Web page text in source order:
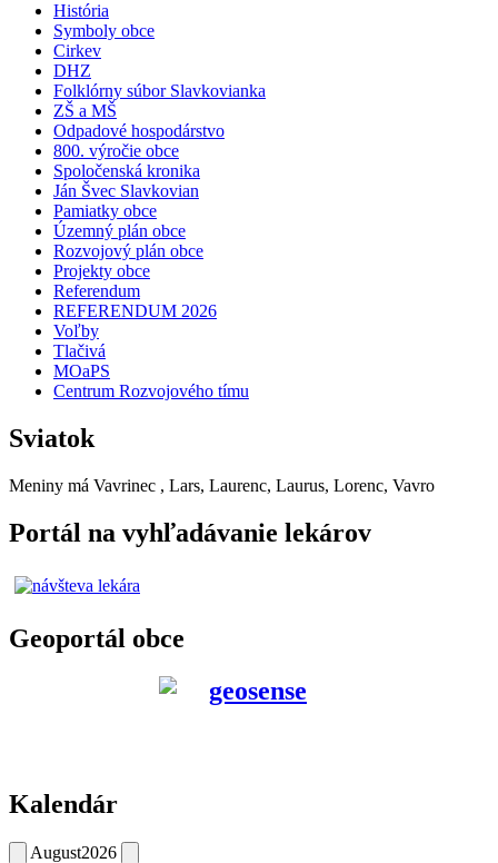
História
Symboly obce
Cirkev
DHZ
Folklórny súbor Slavkovianka
ZŠ a MŠ
Odpadové hospodárstvo
800. výročie obce
Spoločenská kronika
Ján Švec Slavkovian
Pamiatky obce
Územný plán obce
Rozvojový plán obce
Projekty obce
Referendum
REFERENDUM 2026
Voľby
Tlačivá
MOaPS
Centrum Rozvojového tímu
Sviatok
Meniny má Vavrinec , Lars, Laurenc, Laurus, Lorenc, Vavro
Portál na vyhľadávanie lekárov
Geoportál obce
Kalendár
August2026